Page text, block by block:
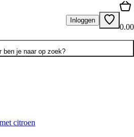
Inloggen
0.00
ben je naar op zoek?
citroen